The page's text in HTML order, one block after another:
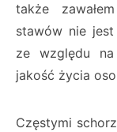
także
stawów nie
ze względu
jakość życia
Częstymi